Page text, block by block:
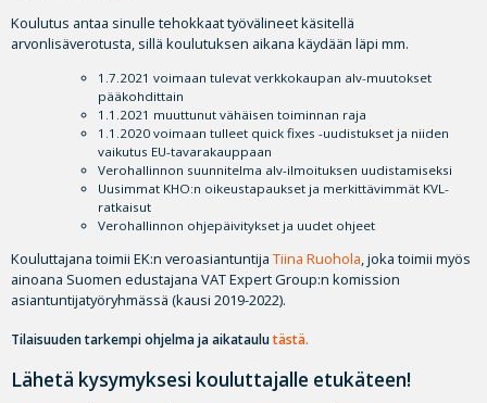
Koulutus antaa sinulle tehokkaat työvälineet käsitellä
arvonlisäverotusta, sillä koulutuksen aikana käydään läpi mm.
1.7.2021 voimaan tulevat verkkokaupan alv-muutokset
pääkohdittain
1.1.2021 muuttunut vähäisen toiminnan raja
1.1.2020 voimaan tulleet quick fixes -uudistukset ja niiden
vaikutus EU-tavarakauppaan
Verohallinnon suunnitelma alv-ilmoituksen uudistamiseksi
Uusimmat KHO:n oikeustapaukset ja merkittävimmät KVL-
ratkaisut
Verohallinnon ohjepäivitykset ja uudet ohjeet
Kouluttajana toimii EK:n veroasiantuntija Tiina Ruohola, joka toimii myös
ainoana Suomen edustajana VAT Expert Group:n komission
asiantuntijatyöryhmässä (kausi 2019-2022).
Tilaisuuden tarkempi ohjelma ja aikataulutästä.
Lähetä kysymyksesi kouluttajalle etukäteen!